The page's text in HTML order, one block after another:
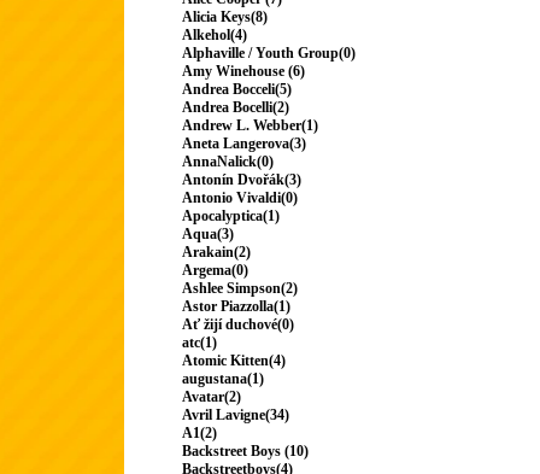
Alicia Keys(8)
Alkehol(4)
Alphaville / Youth Group(0)
Amy Winehouse (6)
Andrea Bocceli(5)
Andrea Bocelli(2)
Andrew L. Webber(1)
Aneta Langerova(3)
AnnaNalick(0)
Antonín Dvořák(3)
Antonio Vivaldi(0)
Apocalyptica(1)
Aqua(3)
Arakain(2)
Argema(0)
Ashlee Simpson(2)
Astor Piazzolla(1)
Ať žijí duchové(0)
atc(1)
Atomic Kitten(4)
augustana(1)
Avatar(2)
Avril Lavigne(34)
A1(2)
Backstreet Boys (10)
Backstreetboys(4)